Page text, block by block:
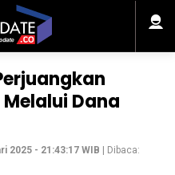
Dana
2025 - 21:43:17 WIB | Dibaca: